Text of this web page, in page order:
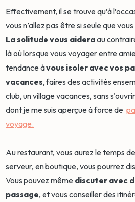
Effectivement, il se trouve qu’à
vous n’allez pas être si seule que
La solitude vous aideraau
là où lorsque vous voyager entre
tendance àvous isoler avec vos
vacances, faires des activités
club, un village vacances, sans
dont je me suis aperçue à force de
voyage.
Au restaurant, vous aurez le temps
serveur, en boutique, vous pourrez
Vous pouvez même discuter avec
passage, et vous conseiller des